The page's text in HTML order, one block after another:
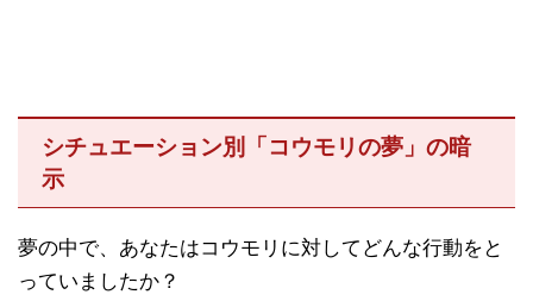
シチュエーション別「コウモリの夢」の暗
示
夢の中で、あなたはコウモリに対してどんな行動をと
っていましたか？